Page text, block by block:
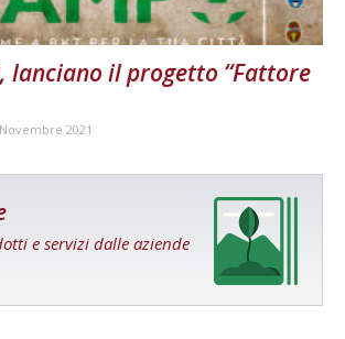
lanciano il progetto “Fattore
2021
e servizi dalle aziende